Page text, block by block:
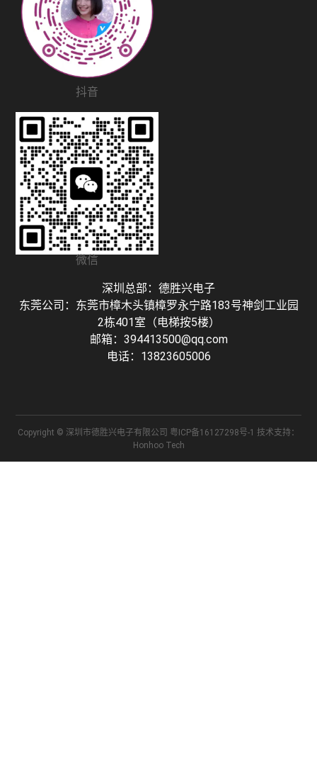
抖音
微信
深圳总部：德胜兴电子
东莞公司：东莞市樟木头镇樟罗永宁路183号神剑工业园
2栋401室（电梯按5楼）
邮箱：394413500@qq.com
电话：13823605006
Copyright © 深圳市德胜兴电子有限公司 粤ICP备16127298号-1 技术支持：
Honhoo Tech